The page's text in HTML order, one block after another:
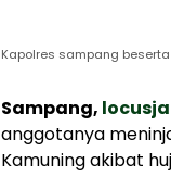
Kapolres sampang
Sampang,
anggotanya
Kamuning akibat